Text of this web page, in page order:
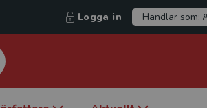
Logga in Handlar som: